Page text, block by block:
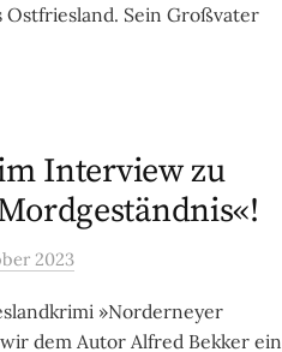
Ostfriesland. Sein Großvater
Interview zu
2023
»Norderneyer
dem Autor Alfred Bekker ein